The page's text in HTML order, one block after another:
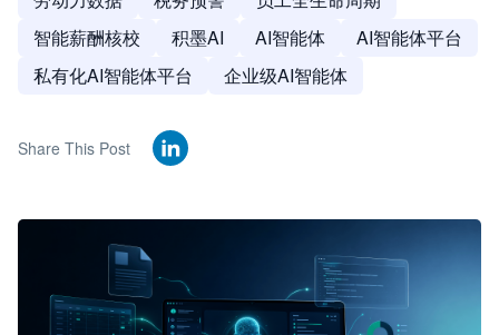
智能薪酬核校
积墨AI AI智能体
AI智能体平台
私有化AI智能体平台
企业级AI智能体
Share This Post